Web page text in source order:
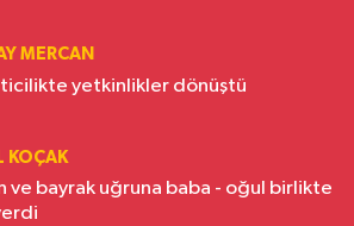
MERCAN
yetkinlikler dönüştü
KOÇAK
ve bayrak uğruna baba - oğul birlikte